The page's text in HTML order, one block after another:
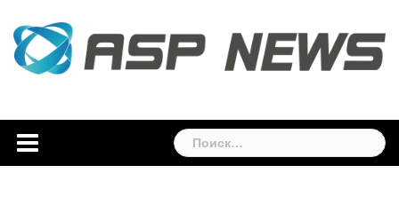
content
Найти: